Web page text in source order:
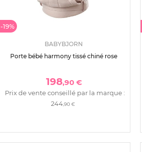
-19%
BABYBJORN
Porte bébé harmony tissé chiné rose
198,90 €
Prix de vente conseillé par la marque :
244,90 €